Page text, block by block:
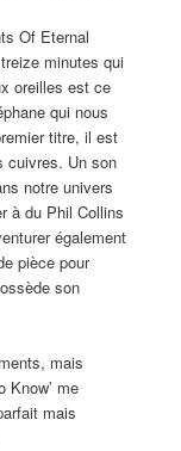
Of Eternal
minutes qui
oreilles est ce
qui nous
titre, il est
cuivres. Un son
notre univers
à du Phil Collins
également
pièce pour
son
mais
Know’ me
mais